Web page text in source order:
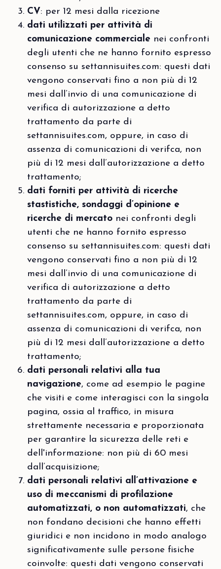
CV: per 12 mesi dalla ricezione
dati utilizzati per attività di
comunicazione commerciale nei confronti
degli utenti che ne hanno fornito espresso
consenso su settannisuites.com: questi dati
vengono conservati fino a non più di 12
mesi dall’invio di una comunicazione di
verifica di autorizzazione a detto
trattamento da parte di
settannisuites.com, oppure, in caso di
assenza di comunicazioni di verifca, non
più di 12 mesi dall’autorizzazione a detto
trattamento;
dati forniti per attività di ricerche
stastistiche, sondaggi d’opinione e
ricerche di mercato nei confronti degli
utenti che ne hanno fornito espresso
consenso su settannisuites.com: questi dati
vengono conservati fino a non più di 12
mesi dall’invio di una comunicazione di
verifica di autorizzazione a detto
trattamento da parte di
settannisuites.com, oppure, in caso di
assenza di comunicazioni di verifca, non
più di 12 mesi dall’autorizzazione a detto
trattamento;
dati personali relativi alla tua
navigazione, come ad esempio le pagine
che visiti e come interagisci con la singola
pagina, ossia al traffico, in misura
strettamente necessaria e proporzionata
per garantire la sicurezza delle reti e
dell'informazione: non più di 60 mesi
dall’acquisizione;
dati personali relativi all’attivazione e
uso di meccanismi di profilazione
automatizzati, o non automatizzati, che
non fondano decisioni che hanno effetti
giuridici e non incidono in modo analogo
significativamente sulle persone fisiche
coinvolte: questi dati vengono conservati